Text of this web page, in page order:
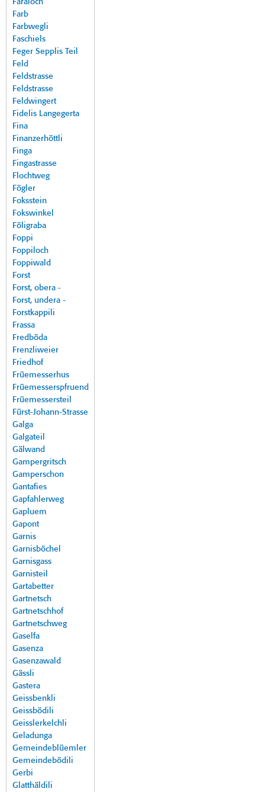
Faraloch
Farb
Farbwegli
Faschiels
Feger Sepplis Teil
Feld
Feldstrasse
Feldstrasse
Feldwingert
Fidelis Langegerta
Fina
Finanzerhöttli
Finga
Fingastrasse
Flochtweg
Fögler
Foksstein
Fokswinkel
Föligraba
Foppi
Foppiloch
Foppiwald
Forst
Forst, obera -
Forst, undera -
Forstkappili
Frassa
Fredböda
Frenzliweier
Friedhof
Früemesserhus
Früemesserspfruend
Früemessersteil
Fürst-Johann-Strasse
Galga
Galgateil
Gälwand
Gampergritsch
Gamperschon
Gantafies
Gapfahlerweg
Gapluem
Gapont
Garnis
Garnisböchel
Garnisgass
Garnisteil
Gartabetter
Gartnetsch
Gartnetschhof
Gartnetschweg
Gaselfa
Gasenza
Gasenzawald
Gässli
Gastera
Geissbenkli
Geissbödili
Geisslerkelchli
Geladunga
Gemeindeblüemler
Gemeindebödili
Gerbi
Glatthäldili